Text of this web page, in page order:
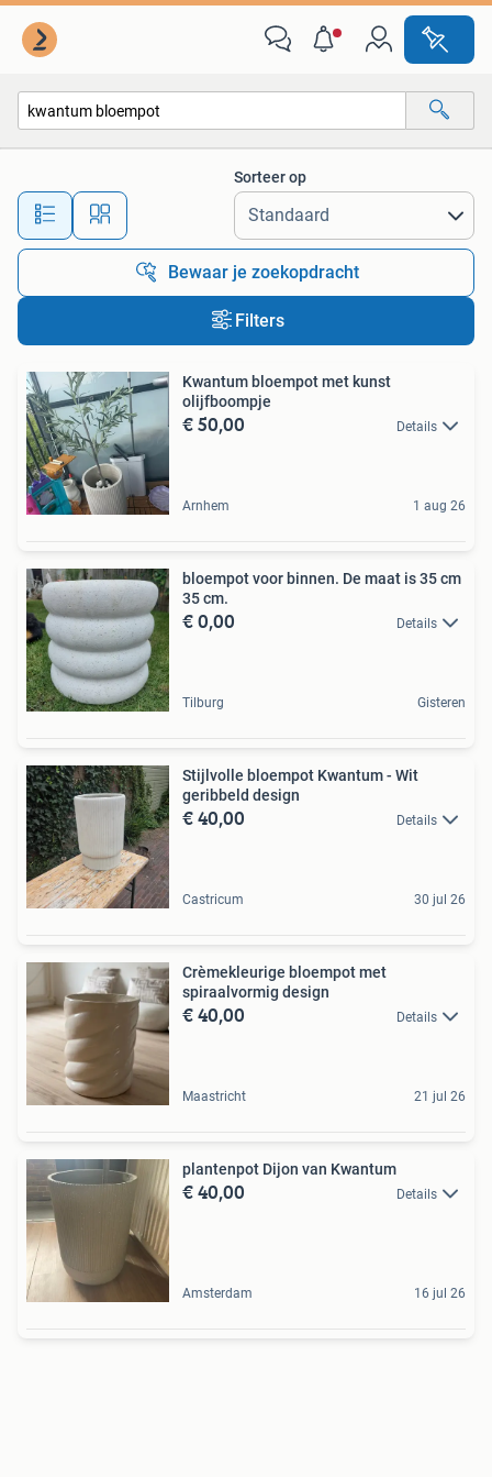
Alle afstanden…
Sorteer op
Bewaar je zoekopdracht
Filters
Kwantum bloempot met kunst
olijfboompje
€ 50,00 Details
Arnhem 1 aug 26
bloempot voor binnen. De maat is 35 cm
35 cm.
€ 0,00 Details
Tilburg Gisteren
Stijlvolle bloempot Kwantum - Wit
geribbeld design
€ 40,00 Details
Castricum 30 jul 26
Crèmekleurige bloempot met
spiraalvormig design
€ 40,00 Details
Maastricht 21 jul 26
plantenpot Dijon van Kwantum
€ 40,00 Details
Amsterdam 16 jul 26